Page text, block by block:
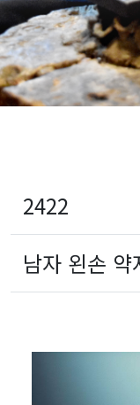
2422
남자 왼손 약